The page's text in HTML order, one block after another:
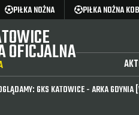
PIŁKA NOŻNA PIŁKA NOŻNA
OFICJALNA
GKS KATOWICE - ARKA GDYNIA